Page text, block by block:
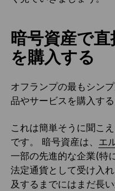
暗号資産で
を購入する
オフランプの最もシン
品やサービスを購入する
これは簡単そうに聞こ
です。 暗号資産は、 エ
一部の先進的な企業(特
法定通貨として受け入
及するまでにはまだ長